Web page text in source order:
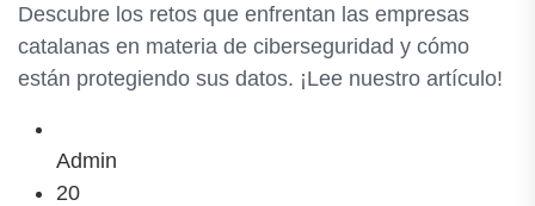
Descubre los retos que enfrentan las empresas
catalanas en materia de ciberseguridad y cómo
están protegiendo sus datos. ¡Lee nuestro artículo!
Admin
20